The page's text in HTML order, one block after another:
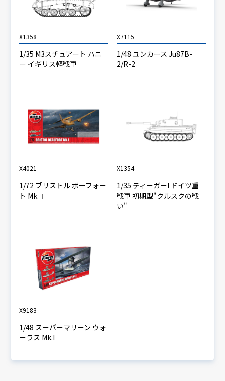
X1358
1/35 M3スチュアート ハニ
ー イギリス軽戦車
X7115
1/48 ユンカース Ju87B-
2/R-2
X4021
1/72 ブリストル ボーフォー
ト Mk.Ⅰ
X1354
1/35 ティーガーI ドイツ重
戦車 初期型"クルスクの戦
い"
X9183
1/48 スーパーマリーン ウォ
ーラス Mk.I